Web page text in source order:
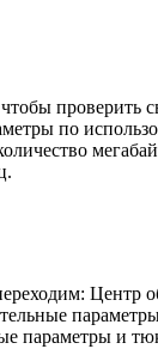
проверить
по
Центр
параметры и